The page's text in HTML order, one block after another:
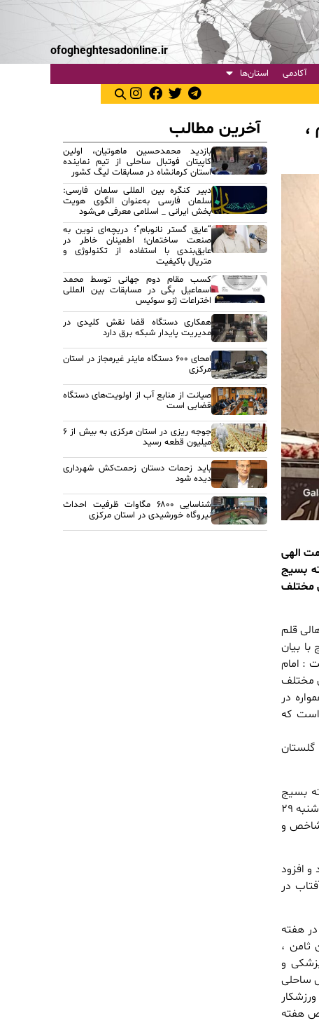
ofogheghtesadonline.ir
آکادمی استان‌ها
،
الهی
بسیج
مختلف
و اهالی قلم
بیان
: امام
مختلف
در
است که
گلستان
بسیج
پرداخت و اظهار کرد : جامعیت برنامه های این هفته توده های مردم است ، وی افزود : از روز سه شنبه ۲۹
شاخص و
افزود
در
هفته
ثامن ،
و
ساحلی
شهدای استان گلستان ، یادواره ۲۸۱ شهید ورزشکار
هفته
آخرین مطالب
بازدید محمدحسین ماهوتیان، اولین
کاپیتان فوتبال ساحلی از تیم نماینده
استان کرمانشاه در مسابقات لیگ کشور
دبیر کنگره بین المللی سلمان فارسی:
سلمان فارسی به‌عنوان الگوی هویت
بخش ایرانی _ اسلامی معرفی می‌شود
“عایق گستر نانوبام”؛ دریچه‌ای نوین به
صنعت ساختمان؛ اطمینان خاطر در
عایق‌بندی با استفاده از تکنولوژی و
متریال باکیفیت
کسب مقام دوم جهانی توسط محمد
اسماعیل بگی در مسابقات بین المللی
اختراعات ژنو سوئیس
همکاری دستگاه قضا نقش کلیدی در
مدیریت پایدار شبکه برق دارد
امحای ۶۰۰ دستگاه ماینر غیرمجاز در استان
مرکزی
صیانت از منابع آب از اولویت‌های دستگاه
قضایی است
جوجه ریزی در استان مرکزی به بیش از ۶
میلیون قطعه رسید
باید زحمات دستان زحمت‌کش شهرداری
دیده شود
شناسایی ۶۸۰۰ مگاوات ظرفیت احداث
نیروگاه خورشیدی در استان مرکزی